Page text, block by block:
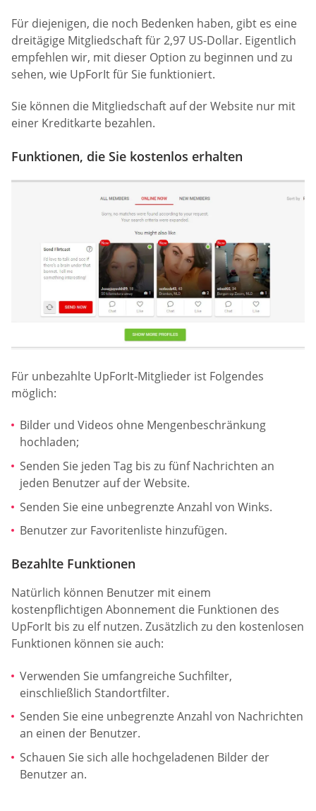
Für diejenigen, die noch Bedenken haben, gibt es eine
dreitägige Mitgliedschaft für 2,97 US-Dollar. Eigentlich
empfehlen wir, mit dieser Option zu beginnen und zu
sehen, wie UpForIt für Sie funktioniert.
Sie können die Mitgliedschaft auf der Website nur mit
einer Kreditkarte bezahlen.
Funktionen, die Sie kostenlos erhalten
Für unbezahlte UpForIt-Mitglieder ist Folgendes
möglich:
Bilder und Videos ohne Mengenbeschränkung
hochladen;
Senden Sie jeden Tag bis zu fünf Nachrichten an
jeden Benutzer auf der Website.
Senden Sie eine unbegrenzte Anzahl von Winks.
Benutzer zur Favoritenliste hinzufügen.
Bezahlte Funktionen
Natürlich können Benutzer mit einem
kostenpflichtigen Abonnement die Funktionen des
UpForIt bis zu elf nutzen. Zusätzlich zu den kostenlosen
Funktionen können sie auch:
Verwenden Sie umfangreiche Suchfilter,
einschließlich Standortfilter.
Senden Sie eine unbegrenzte Anzahl von Nachrichten
an einen der Benutzer.
Schauen Sie sich alle hochgeladenen Bilder der
Benutzer an.